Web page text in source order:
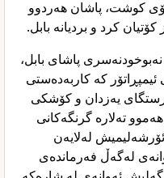
کوشت، پاشان هەردوو
کرد و بردیانە بابل.
پاشای بابل،
ئیمپڕاتۆر کە کاربەدەستی
یەزدان و کۆشکی
تەلارە گرنگەکانی
لەلایەن
لەگەڵ فەرماندەی